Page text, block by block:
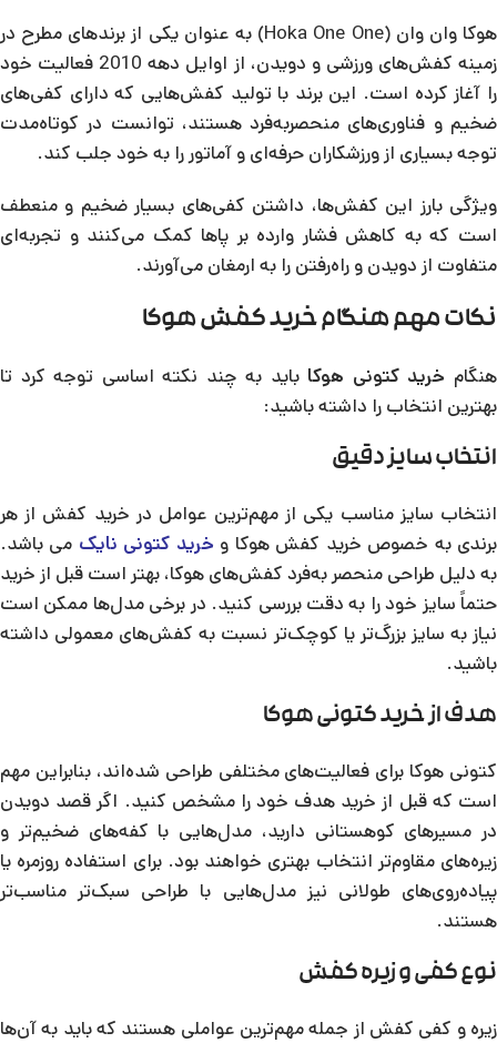
هوکا وان وان (Hoka One One) به عنوان یکی از برندهای مطرح در
زمینه کفش‌های ورزشی و دویدن، از اوایل دهه 2010 فعالیت خود
را آغاز کرده است. این برند با تولید کفش‌هایی که دارای کفی‌های
ضخیم و فناوری‌های منحصربه‌فرد هستند، توانست در کوتاه‌مدت
توجه بسیاری از ورزشکاران حرفه‌ای و آماتور را به خود جلب کند.
ویژگی بارز این کفش‌ها، داشتن کفی‌های بسیار ضخیم و منعطف
است که به کاهش فشار وارده بر پاها کمک می‌کنند و تجربه‌ای
متفاوت از دویدن و راه‌رفتن را به ارمغان می‌آورند.
نکات مهم هنگام خرید کفش هوکا
هنگام خرید کتونی هوکا باید به چند نکته اساسی توجه کرد تا
بهترین انتخاب را داشته باشید:
انتخاب سایز دقیق
انتخاب سایز مناسب یکی از مهم‌ترین عوامل در خرید کفش از هر
برندی به خصوص خرید کفش هوکا و خرید کتونی نایک می باشد.
به دلیل طراحی منحصر به‌فرد کفش‌های هوکا، بهتر است قبل از خرید
حتماً سایز خود را به دقت بررسی کنید. در برخی مدل‌ها ممکن است
نیاز به سایز بزرگ‌تر یا کوچک‌تر نسبت به کفش‌های معمولی داشته
باشید.
هدف از خرید کتونی هوکا
کتونی هوکا برای فعالیت‌های مختلفی طراحی شده‌اند، بنابراین مهم
است که قبل از خرید هدف خود را مشخص کنید. اگر قصد دویدن
در مسیرهای کوهستانی دارید، مدل‌هایی با کفه‌های ضخیم‌تر و
زیره‌های مقاوم‌تر انتخاب بهتری خواهند بود. برای استفاده روزمره یا
پیاده‌روی‌های طولانی نیز مدل‌هایی با طراحی سبک‌تر مناسب‌تر
هستند.
نوع کفی و زیره کفش
زیره و کفی کفش از جمله مهم‌ترین عواملی هستند که باید به آن‌ها